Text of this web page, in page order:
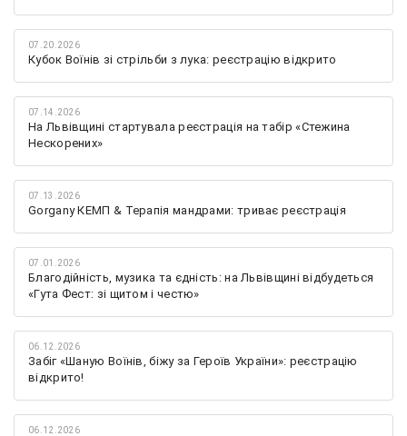
07.20.2026
Кубок Воїнів зі стрільби з лука: реєстрацію відкрито
07.14.2026
На Львівщині стартувала реєстрація на табір «Стежина
Нескорених»
07.13.2026
Gorgany КЕМП & Терапія мандрами: триває реєстрація
07.01.2026
Благодійність, музика та єдність: на Львівщині відбудеться
«Гута Фест: зі щитом і честю»
06.12.2026
Забіг «Шаную Воїнів, біжу за Героїв України»: реєстрацію
відкрито!
06.12.2026